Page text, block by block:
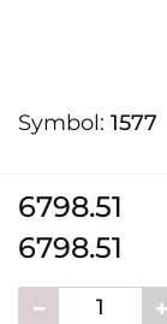
Symbol: 1577
6798.51
6798.51